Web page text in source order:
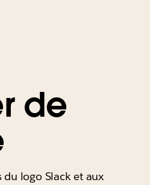
de
du logo Slack et aux